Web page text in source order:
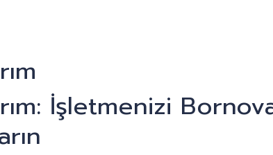
İşletmenizi